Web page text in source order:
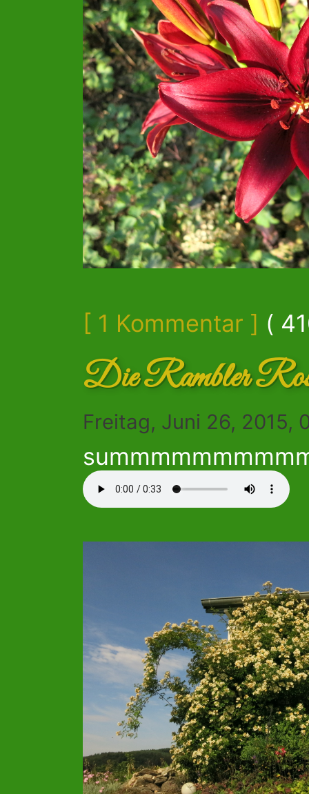
[ 1 Kommentar ] (
Die Rambler
Freitag, Juni 26, 2015,